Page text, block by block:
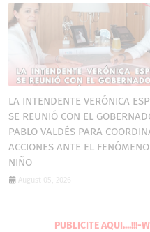
LA INTENDENTE VERÓNICA
SE REUNIÓ CON EL
PABLO VALDÉS PARA
ACCIONES ANTE EL
NIÑO
August 05, 2026
PUBLICITE